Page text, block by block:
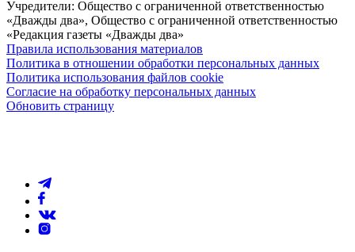
Учредители: Общество с ограниченной ответственностью
«Дважды два», Общество с ограниченной ответственностью
«Редакция газеты «Дважды два»
Правила использования материалов
Политика в отношении обработки персональных данных
Политика использования файлов cookie
Согласие на обработку персональных данных
Обновить страницу